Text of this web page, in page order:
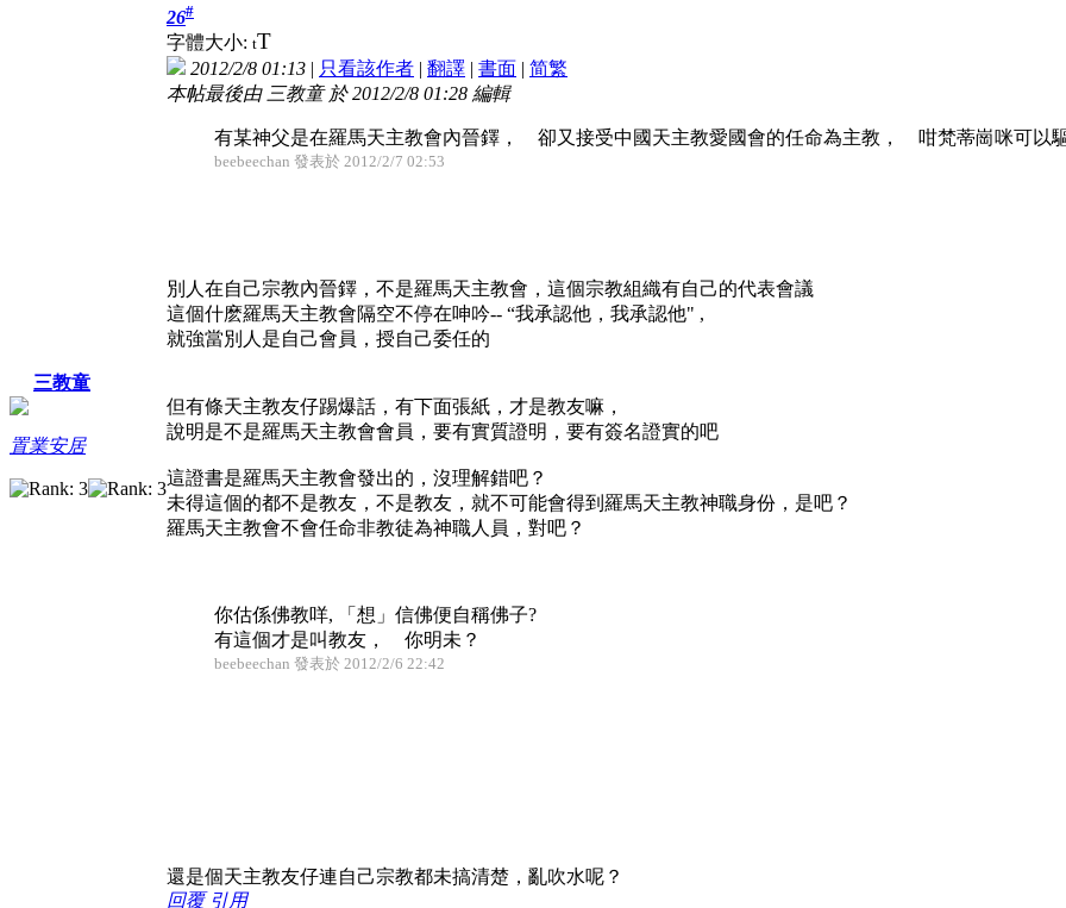
三教童
置業安居
26#
字體大小: tT
2012/2/8 01:13 | 只看該作者 | 翻譯 | 書面 | 简繁
本帖最後由 三教童 於 2012/2/8 01:28 編輯
有某神父是在羅馬天主教會內晉鐸， 卻又接受中國天主教愛國會的任命為主教， 咁梵蒂崗咪可以
beebeechan 發表於 2012/2/7 02:53
別人在自己宗教內晉鐸，不是羅馬天主教會，這個宗教組織有自己的代表會議
這個什麽羅馬天主教會隔空不停在呻吟-- “我承認他，我承認他" ,
就強當別人是自己會員，授自己委任的
但有條天主教友仔踢爆話，有下面張紙，才是教友嘛，
說明是不是羅馬天主教會會員，要有實質證明，要有簽名證實的吧
這證書是羅馬天主教會發出的，沒理解錯吧？
未得這個的都不是教友，不是教友，就不可能會得到羅馬天主教神職身份，是吧？
羅馬天主教會不會任命非教徒為神職人員，對吧？
你估係佛教咩, 「想」信佛便自稱佛子?
有這個才是叫教友， 你明未？
beebeechan 發表於 2012/2/6 22:42
還是個天主教友仔連自己宗教都未搞清楚，亂吹水呢？
回覆 引用